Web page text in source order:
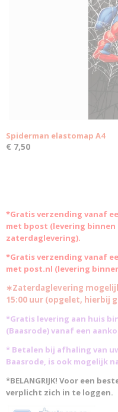
Spiderman elastomap A4
€ 7,50
*Gratisverzending vanaf
met bpost (levering binnen
zaterdaglevering).
*Gratis verzending vanaf
met post.nl (levering
∗Zaterdaglevering
15:00 uur (opgelet, hierbij
*Gratis levering aan huis
(Baasrode)vanaf een
* Betalen bij afhaling van
Baasrode, is ook mogelijk
*BELANGRIJK! Voor een
verplicht zich in te loggen.